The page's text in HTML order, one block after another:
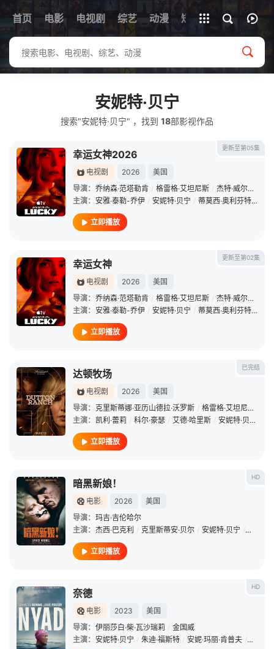
首页 电影 电视剧 综艺 动漫 短剧
全部影片
安妮特·贝宁
搜索"安妮特·贝宁" ，找到 18部影视作品
更新至第05集
幸运女神2026
电视剧 2026
美国
导演： 乔纳森·范塔勒肯 / 格雷格·艾坦尼斯 / 杰特·威尔金森
主演： 安雅·泰勒-乔伊 / 安妮特·贝宁 / 蒂莫西·奥利芬特 /
立即播放
更新至第02集
幸运女神
电视剧 2026
美国
导演： 乔纳森·范塔勒肯 / 格雷格·艾坦尼斯 / 杰特·威尔金森
主演： 安雅·泰勒-乔伊 / 安妮特·贝宁 / 蒂莫西·奥利芬特 /
立即播放
已完结
达顿牧场
电视剧 2026
美国
导演： 克里斯蒂娜·亚历山德拉·沃罗斯 / 格雷格·艾坦尼斯
主演： 凯利·蕾莉 / 科尔·豪瑟 / 艾德·哈里斯 / 安妮特·贝宁
立即播放
HD
暗黑新娘！
电影 2026
美国
导演： 玛吉·吉伦哈尔
主演： 杰西·巴克利 / 克里斯蒂安·贝尔 / 安妮特·贝宁 / 佩内洛
立即播放
HD
奈德
电影 2023
美国
导演： 伊丽莎白·柴·瓦沙瑞莉 / 金国威
主演： 安妮特·贝宁 / 朱迪·福斯特 / 安妮·玛丽·肯普夫 / 卡罗琳